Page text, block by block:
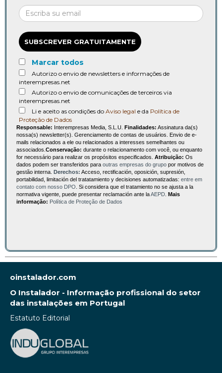
SUBSCREVER GRATUITAMENTE
Marcar todos
Autorizo o envio de newsletters e informações de
interempresas.net
Autorizo o envio de comunicações de terceiros via
interempresas.net
Li e aceito as condições do Aviso legal e da Política de
Proteção de Dados
Responsable: Interempresas Media, S.L.U. Finalidades: Assinatura da(s)
nossa(s) newsletter(s). Gerenciamento de contas de usuários. Envio de e-
mails relacionados a ele ou relacionados a interesses semelhantes ou
associados. Conservação: durante o relacionamento com você, ou enquanto
for necessário para realizar os propósitos especificados. Atribuição: Os
dados podem ser transferidos para outras empresas do grupo por motivos de
gestão interna. Derechos: Acceso, rectificación, oposición, supresión,
portabilidad, limitación del tratatamiento y decisiones automatizadas: entre em
contato com nosso DPO . Si considera que el tratamiento no se ajusta a la
normativa vigente, puede presentar reclamación ante laAEPD Mais
informação: Política de Proteção de Dados
oinstalador.com
O Instalador - Informação profissional do setor
das instalações em Portugal
Estatuto Editorial